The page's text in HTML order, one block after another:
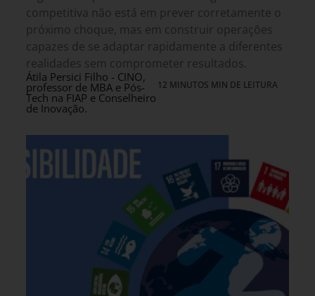
competitiva não está em prever corretamente o
próximo choque, mas em construir operações
capazes de se adaptar rapidamente a diferentes
realidades sem comprometer resultados.
Átila Persici Filho - CINO,
professor de MBA e Pós-
Tech na FIAP e Conselheiro
de Inovação.
12 MINUTOS MIN DE LEITURA